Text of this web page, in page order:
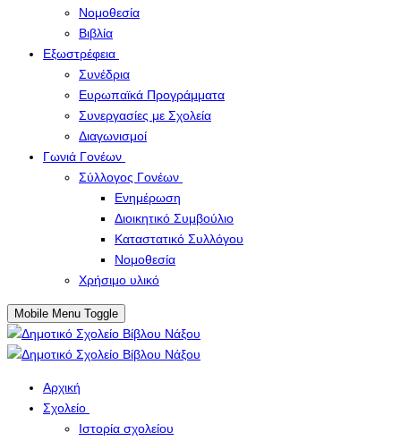
Νομοθεσία
Βιβλία
Εξωστρέφεια
Συνέδρια
Ευρωπαϊκά Προγράμματα
Συνεργασίες με Σχολεία
Διαγωνισμοί
Γωνιά Γονέων
Σύλλογος Γονέων
Ενημέρωση
Διοικητικό Συμβούλιο
Καταστατικό Συλλόγου
Νομοθεσία
Χρήσιμο υλικό
Mobile Menu Toggle
Αρχική
Σχολείο
Ιστορία σχολείου